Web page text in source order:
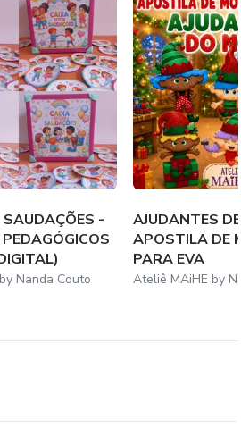
em renda, com liberdade para
-
Nanda Couto
AJUDANTES DE
APOSTILA DE
PARA EVA
Ateliê MAiHE by